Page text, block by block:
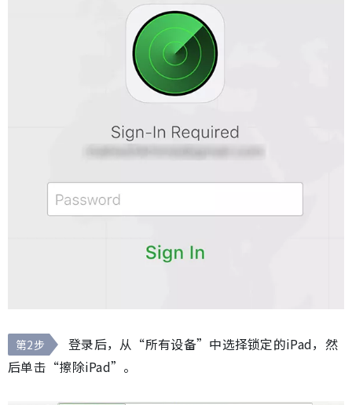
第2步
登录后，从“所有设备”中选择锁定的iPad，然
后单击“擦除iPad”。